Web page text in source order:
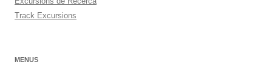
Track Excursions
MENUS